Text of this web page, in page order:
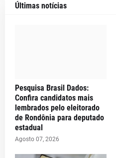
Últimas notícias
Pesquisa Brasil Dados:
Confira candidatos mais
lembrados pelo eleitorado
de Rondônia para deputado
estadual
Agosto 07, 2026